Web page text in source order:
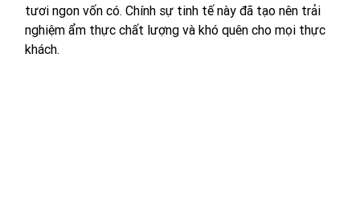
tươi ngon vốn có. Chính sự tinh tế này đã tạo nên trải
nghiệm ẩm thực chất lượng và khó quên cho mọi thực
khách.